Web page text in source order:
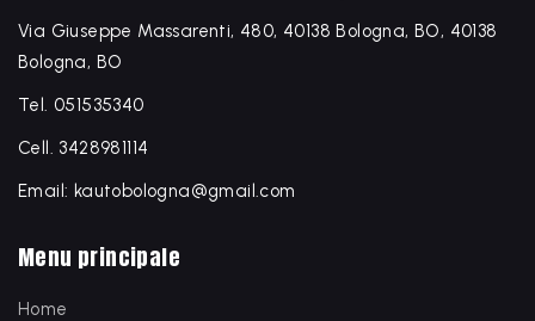
Via Giuseppe Massarenti, 480, 40138 Bologna, BO, 40138
Bologna, BO
Tel. 051535340
Cell. 3428981114
Email: kautobologna@gmail.com
Menu principale
Home